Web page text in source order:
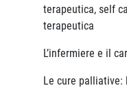
terapeutica, self
terapeutica
L’infermiere e il
Le cure palliative: